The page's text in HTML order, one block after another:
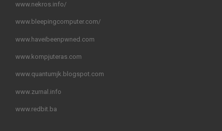
www.nekros.info/
www.bleepingcomputer.com/
www.haveibeenpwned.com
www.kompjuteras.com
www.quantumjk.blogspot.com
www.zurnal.info
www.redbit.ba